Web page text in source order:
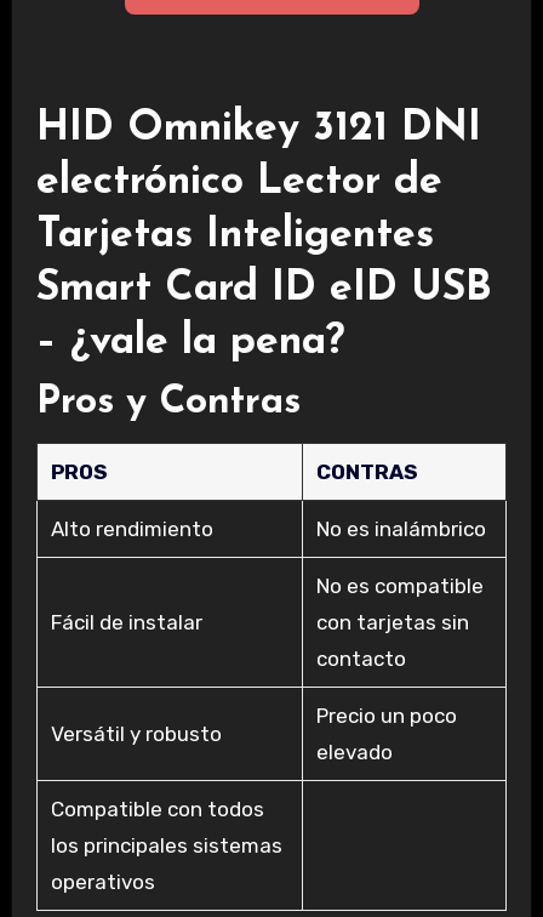
HID Omnikey 3121 DNI
electrónico Lector de
Tarjetas Inteligentes
Smart Card ID eID USB
– ¿vale la pena?
Pros y Contras
PROS CONTRAS
Alto rendimiento No es inalámbrico
Fácil de instalar
No es compatible
con tarjetas sin
contacto
Versátil y robusto
Precio un poco
elevado
Compatible con todos
los principales sistemas
operativos